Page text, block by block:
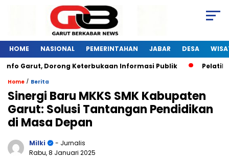
HOME NASIONAL PEMERINTAHAN JABAR DESA
Dorong Keterbukaan Informasi Publik
Pelatihan
Home / Berita
Sinergi Baru MKKS SMK Kabupaten
Garut: Solusi Tantangan Pendidikan
di Masa Depan
Milki
- Jurnalis
Rabu, 8 Januari 2025